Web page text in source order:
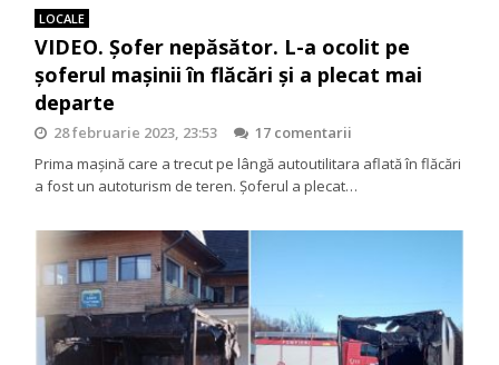
LOCALE
VIDEO. Şofer nepăsător. L-a ocolit pe
şoferul maşinii în flăcări şi a plecat mai
departe
28 februarie 2023, 23:53
17 comentarii
Prima maşină care a trecut pe lângă autoutilitara aflată în flăcări
a fost un autoturism de teren. Şoferul a plecat…